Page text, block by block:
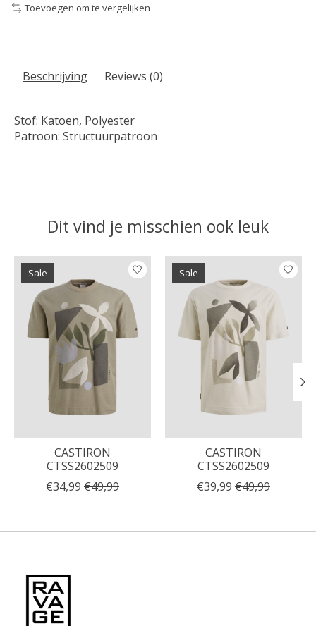
Toevoegen om te vergelijken
Beschrijving Reviews (0)
Stof: Katoen, Polyester
Patroon: Structuurpatroon
Dit vind je misschien ook leuk
Items van productcarrousel
Sale
CASTIRON
CTSS2602509
€34,99 €49,99
Sale
CASTIRON
CTSS2602509
€39,99 €49,99